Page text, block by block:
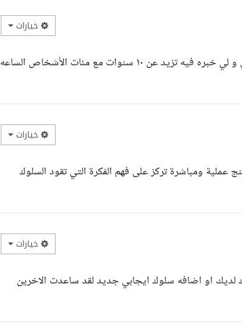
خيارات
اهلا عزيزي بكل ثقه أستطيع عمل هذه المهمه وتحقيق نتيجه مرجوه هذا صميم عملي و لي خبره فيه تزيد عن ١٠ سنوات مع مئات الأشخاص الساعه
خيارات
ومباشرة تركز على فهم الفكرة التي تقود السلوك
خيارات
لديك او اضافه سلوك ايجابي جديد لقد ساعدت الاخرين